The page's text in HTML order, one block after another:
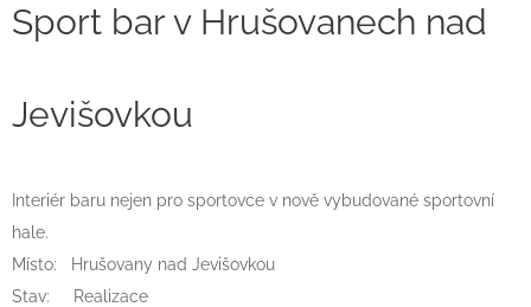
Sport bar v Hrušovanech nad
Jevišovkou
Interiér baru nejen pro sportovce v nově vybudované sportovní
hale.
Místo: Hrušovany nad Jevišovkou
Stav: Realizace